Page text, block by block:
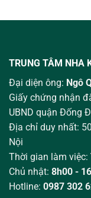
TRUNG TÂM NHA
Đại diện ông: Ngô
Giấy chứng nhận
UBND quận Đống
Địa chỉ duy nhất:
Nội
Thời gian làm việc:
Chủ nhật: 8h00 -
Hotline: 0987 302